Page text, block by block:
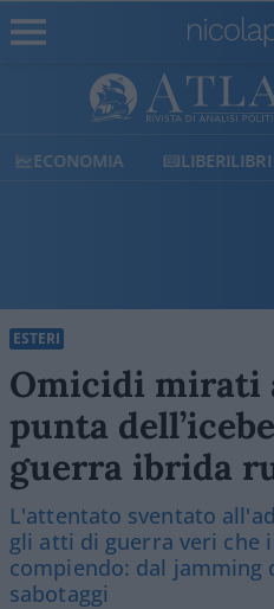
ECONOMIA LIBERILIBRI
ESTERI
Omicidi mirati
punta
guerra ibrida
L'attentato sventato
gli atti di guerra veri che
compiendo: dal jamming
sabotaggi